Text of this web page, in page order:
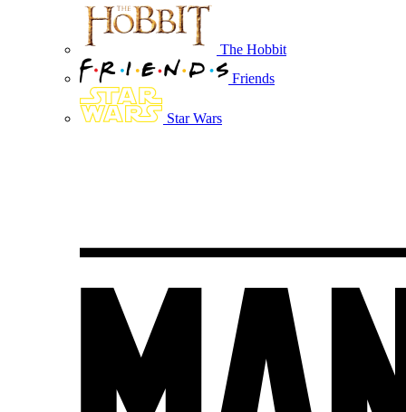
The Hobbit
Friends
Star Wars